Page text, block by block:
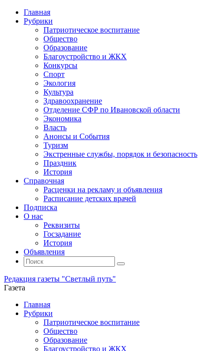
Главная
Рубрики
Патриотическое воспитание
Общество
Образование
Благоустройство и ЖКХ
Конкурсы
Спорт
Экология
Культура
Здравоохранение
Отделение СФР по Ивановской области
Экономика
Власть
Анонсы и События
Туризм
Экстренные службы, порядок и безопасность
Праздник
История
Справочная
Расценки на рекламу и объявления
Расписание детских врачей
Подписка
О нас
Реквизиты
Госзадание
История
Объявления
Поиск
Искать:
Поиск
Редакция газеты "Светлый путь"
Газета
Промотать
содержимому
Главная
Рубрики
Патриотическое воспитание
Общество
Образование
Благоустройство и ЖКХ